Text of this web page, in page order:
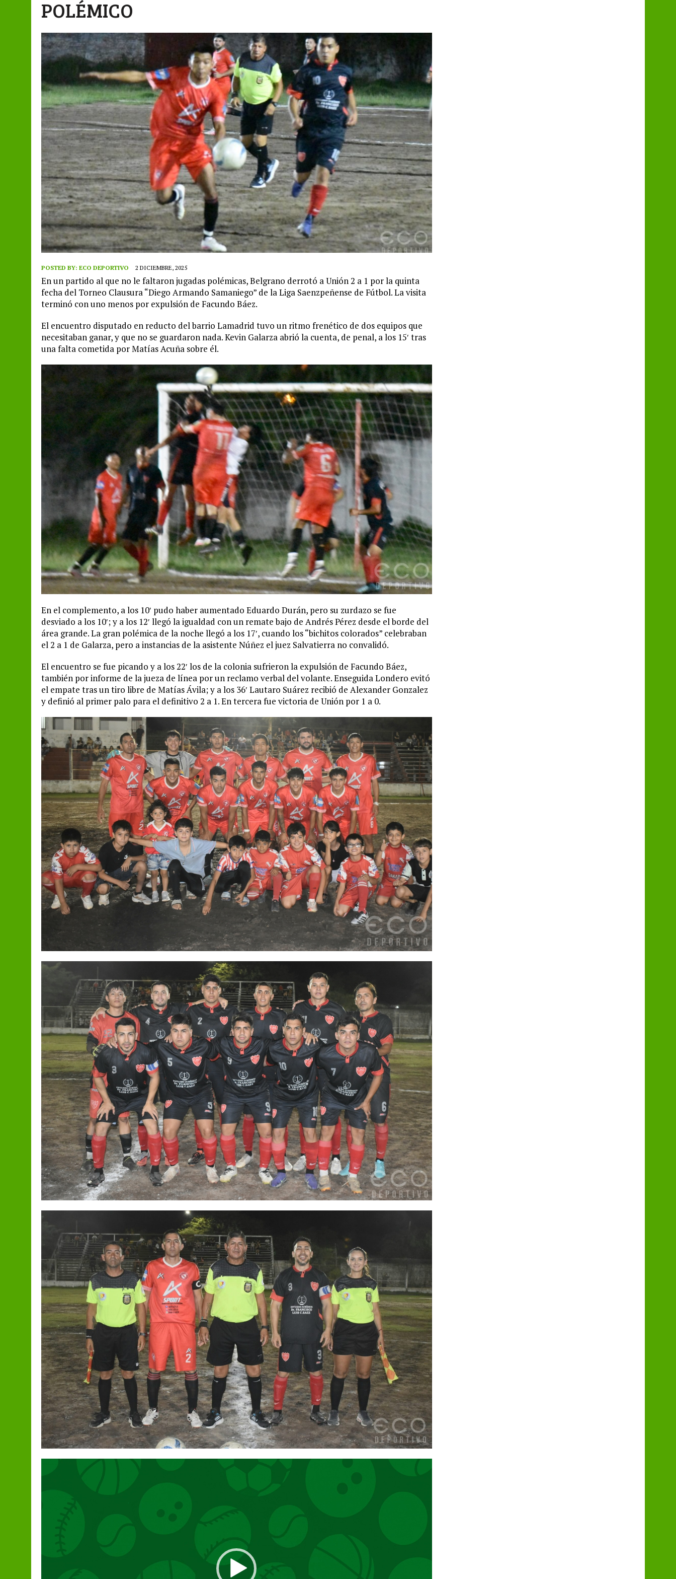
POLÉMICO
POSTED BY: ECO DEPORTIVO 2 DICIEMBRE, 2025
En un partido al que no le faltaron jugadas polémicas, Belgrano derrotó a Unión 2 a 1 por la quinta
fecha del Torneo Clausura “Diego Armando Samaniego” de la Liga Saenzpeñense de Fútbol. La visita
terminó con uno menos por expulsión de Facundo Báez.
El encuentro disputado en reducto del barrio Lamadrid tuvo un ritmo frenético de dos equipos que
necesitaban ganar, y que no se guardaron nada. Kevin Galarza abrió la cuenta, de penal, a los 15′ tras
una falta cometida por Matías Acuña sobre él.
En el complemento, a los 10′ pudo haber aumentado Eduardo Durán, pero su zurdazo se fue
desviado a los 10′; y a los 12′ llegó la igualdad con un remate bajo de Andrés Pérez desde el borde del
área grande. La gran polémica de la noche llegó a los 17′, cuando los “bichitos colorados” celebraban
el 2 a 1 de Galarza, pero a instancias de la asistente Núñez el juez Salvatierra no convalidó.
El encuentro se fue picando y a los 22′ los de la colonia sufrieron la expulsión de Facundo Báez,
también por informe de la jueza de línea por un reclamo verbal del volante. Enseguida Londero evitó
el empate tras un tiro libre de Matías Ávila; y a los 36′ Lautaro Suárez recibió de Alexander Gonzalez
y definió al primer palo para el definitivo 2 a 1. En tercera fue victoria de Unión por 1 a 0.
Reproductor
de